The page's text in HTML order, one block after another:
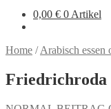
0,00 € 0 Artikel
Home /Arabisch essen
Friedrichroda